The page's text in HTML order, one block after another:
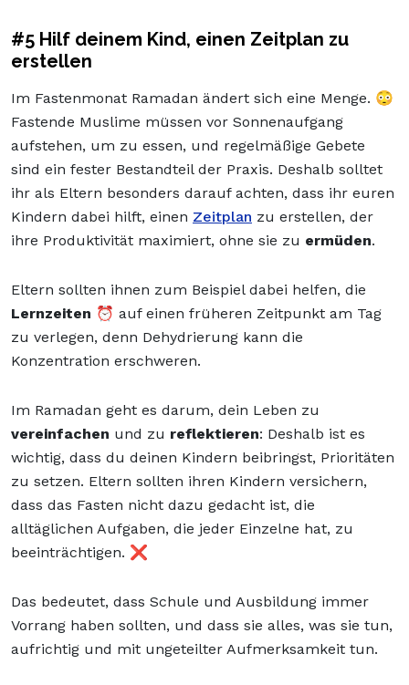
#5 Hilf deinem Kind, einen Zeitplan zu
erstellen
Im Fastenmonat Ramadan ändert sich eine Menge. 😳
Fastende Muslime müssen vor Sonnenaufgang
aufstehen, um zu essen, und regelmäßige Gebete
sind ein fester Bestandteil der Praxis. Deshalb solltet
ihr als Eltern besonders darauf achten, dass ihr euren
Kindern dabei hilft, einen Zeitplan zu erstellen, der
ihre Produktivität maximiert, ohne sie zu ermüden.
Eltern sollten ihnen zum Beispiel dabei helfen, die
Lernzeiten ⏰ auf einen früheren Zeitpunkt am Tag
zu verlegen, denn Dehydrierung kann die
Konzentration erschweren.
Im Ramadan geht es darum, dein Leben zu
vereinfachen und zu reflektieren: Deshalb ist es
wichtig, dass du deinen Kindern beibringst, Prioritäten
zu setzen. Eltern sollten ihren Kindern versichern,
dass das Fasten nicht dazu gedacht ist, die
alltäglichen Aufgaben, die jeder Einzelne hat, zu
beeinträchtigen. ❌
Das bedeutet, dass Schule und Ausbildung immer
Vorrang haben sollten, und dass sie alles, was sie tun,
aufrichtig und mit ungeteilter Aufmerksamkeit tun.